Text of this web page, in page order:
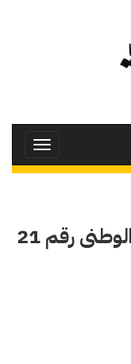
Toggle
قانون إنشاء مجلس الدفاع الوطنى رقم 21